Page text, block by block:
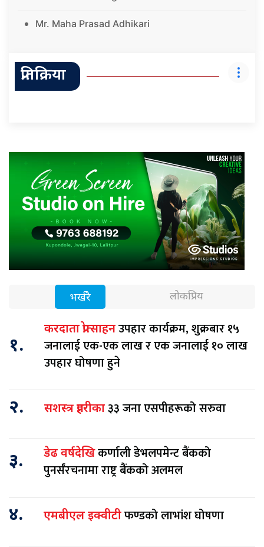
Mr. Maha Prasad Adhikari
प्रतिक्रिया
भर्खरै लोकप्रिय
१.
करदाता प्रोत्साहनउपहार कार्यक्रम, शुक्रबार १५
जनालाई एक-एक लाख र एक जनालाई १० लाख
उपहार घोषणा हुने
२. सशस्त्र प्रहरीका३३ जना एसपीहरूको सरुवा
३. डेढ वर्षदेखिकर्णाली डेभलपमेन्ट बैंकको
पुनर्संरचनामा राष्ट्र बैंकको अलमल
४. एमबीएल इक्वीटीफण्डको लाभांश घोषणा